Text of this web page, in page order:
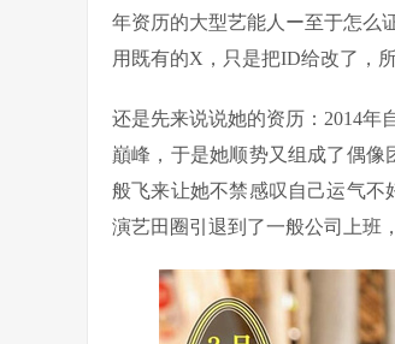
年资历的大型艺能人ー至于怎么
用既有的X，只是把ID给改了，
还是先来说说她的资历：2014年
巔峰，于是她顺势又组成了偶像
般飞来让她不禁感叹自己运气不
演艺田圈引退到了一般公司上班